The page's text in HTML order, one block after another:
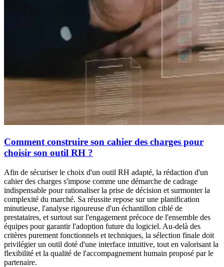
Comment construire son cahier des charges pour
choisir son outil RH ?
Afin de sécuriser le choix d'un outil RH adapté, la rédaction d'un
cahier des charges s'impose comme une démarche de cadrage
indispensable pour rationaliser la prise de décision et surmonter la
complexité du marché. Sa réussite repose sur une planification
minutieuse, l'analyse rigoureuse d'un échantillon ciblé de
prestataires, et surtout sur l'engagement précoce de l'ensemble des
équipes pour garantir l'adoption future du logiciel. Au-delà des
critères purement fonctionnels et techniques, la sélection finale doit
privilégier un outil doté d'une interface intuitive, tout en valorisant la
flexibilité et la qualité de l'accompagnement humain proposé par le
partenaire.